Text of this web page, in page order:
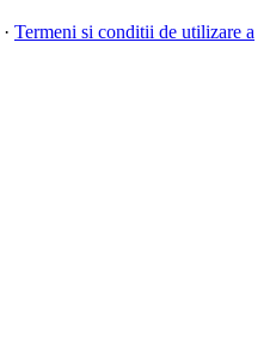
· Termeni si conditii de utilizare a